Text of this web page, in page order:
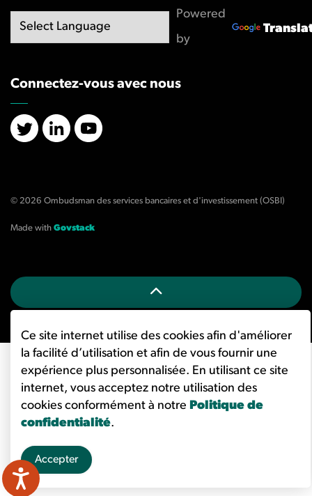
Powered
by
Connectez-vous avec nous
X/TwitterLinkedInYouTube
© 2026 Ombudsman des services bancaires et d'investissement (OSBI)
Made with Govstack
Ce site internet utilise des cookies afin d'améliorer
la facilité d’utilisation et afin de vous fournir une
expérience plus personnalisée. En utilisant ce site
internet, vous acceptez notre utilisation des
cookies conformément à notre Politique de
confidentialité.
Accepter